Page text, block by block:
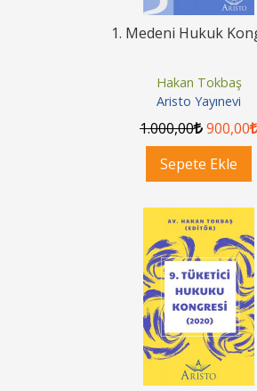
1. Medeni Hukuk
Hakan Tokbaş
Aristo Yayınevi
1.000,00 900,00
Sepete Ekle